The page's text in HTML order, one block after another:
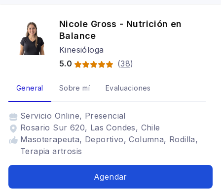
Nicole Gross - Nutrición en
Balance
Kinesióloga
5.0
(38)
General Sobre mí Evaluaciones
Servicio Online, Presencial
Rosario Sur 620, Las Condes, Chile
Masoterapeuta, Deportivo, Columna, Rodilla,
Terapia artrosis
Agendar